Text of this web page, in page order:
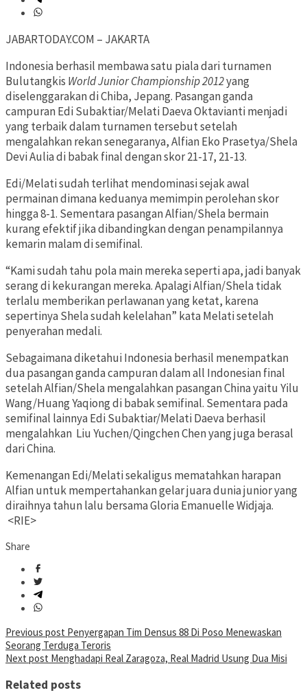
JABARTODAY.COM – JAKARTA
Indonesia berhasil membawa satu piala dari turnamen
Bulutangkis World Junior Championship 2012yang
diselenggarakan di Chiba, Jepang. Pasangan ganda
campuran Edi Subaktiar/Melati Daeva Oktavianti menjadi
yang terbaik dalam turnamen tersebut setelah
mengalahkan rekan senegaranya, Alfian Eko Prasetya/Shela
Devi Aulia di babak final dengan skor 21-17, 21-13.
Edi/Melati sudah terlihat mendominasi sejak awal
permainan dimana keduanya memimpin perolehan skor
hingga 8-1. Sementara pasangan Alfian/Shela bermain
kurang efektif jika dibandingkan dengan penampilannya
kemarin malam di semifinal.
“Kami sudah tahu pola main mereka seperti apa, jadi banyak
serang di kekurangan mereka. Apalagi Alfian/Shela tidak
terlalu memberikan perlawanan yang ketat, karena
sepertinya Shela sudah kelelahan” kata Melati setelah
penyerahan medali.
Sebagaimana diketahui Indonesia berhasil menempatkan
dua pasangan ganda campuran dalam all Indonesian final
setelah Alfian/Shela mengalahkan pasangan China yaitu Yilu
Wang/Huang Yaqiong di babak semifinal. Sementara pada
semifinal lainnya Edi Subaktiar/Melati Daeva berhasil
mengalahkan Liu Yuchen/Qingchen Chen yang juga berasal
dari China.
Kemenangan Edi/Melati sekaligus mematahkan harapan
Alfian untuk mempertahankan gelar juara dunia junior yang
diraihnya tahun lalu bersama Gloria Emanuelle Widjaja.
<RIE>
Share
Post
navigation
Previous post Penyergapan Tim Densus 88 Di Poso Menewaskan
Seorang Terduga Teroris
Next post Menghadapi Real Zaragoza, Real Madrid Usung Dua Misi
Related posts